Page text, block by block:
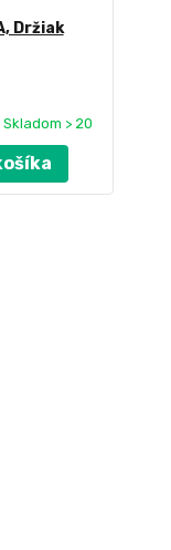
Držiak
Skladom > 20